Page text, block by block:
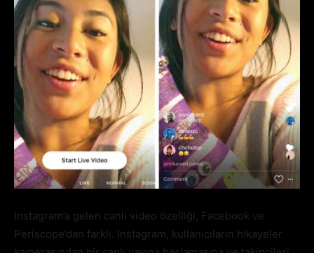
Instagram’a gelen canlı video özelliği, Facebook ve
Periscope’dan farklı. Instagram, kullanıcıların hikayeler